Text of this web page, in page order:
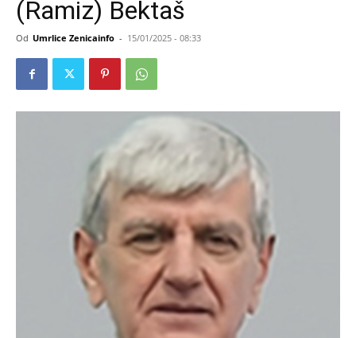
(Ramiz) Bektaš
Od Umrlice Zenicainfo - 15/01/2025 - 08:33